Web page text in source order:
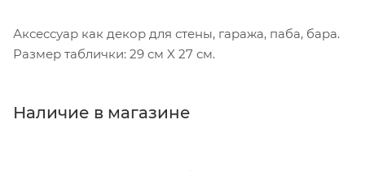
Аксессуар как декор для стены, гаража, паба, бара.
Размер таблички: 29 см X 27 см.
Наличие в магазине